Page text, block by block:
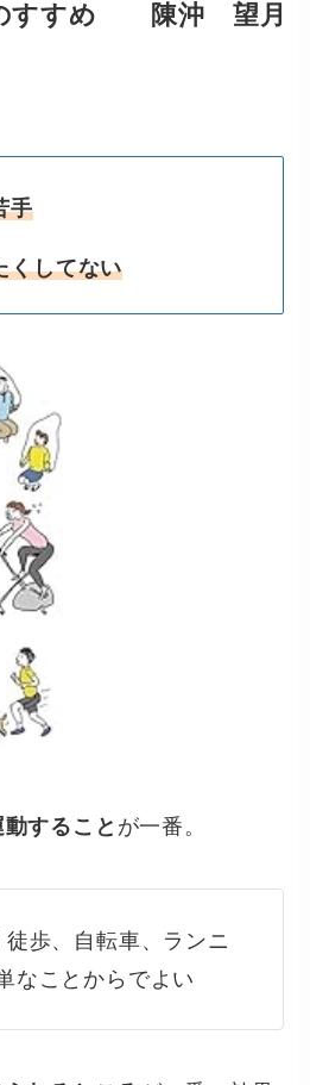
すすめ 陳沖 望月
手
くしてない
すること が一番。
徒歩、自転車、ランニ
なことからでよい